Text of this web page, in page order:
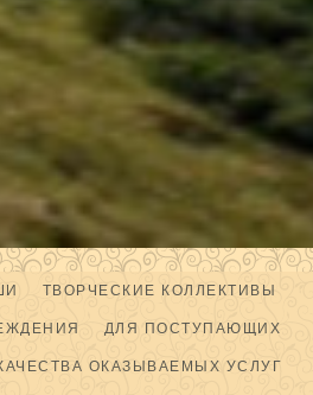
ТВОРЧЕСКИЕ КОЛЛЕКТИВЫ
ДЛЯ ПОСТУПАЮЩИХ
ОКАЗЫВАЕМЫХ УСЛУГ